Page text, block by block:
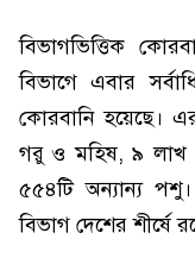
বিভাগভিত্তিক
বিভাগে এবার
কোরবানি হয়েছে।
গরু ও মহিষ, ৯ লাখ
৫৫৪টি অন্যান্য
বিভাগ দেশের শীর্ষে